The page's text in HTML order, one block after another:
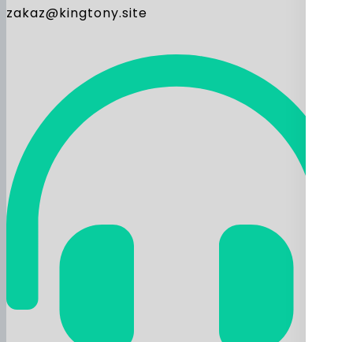
zakaz@kingtony.site